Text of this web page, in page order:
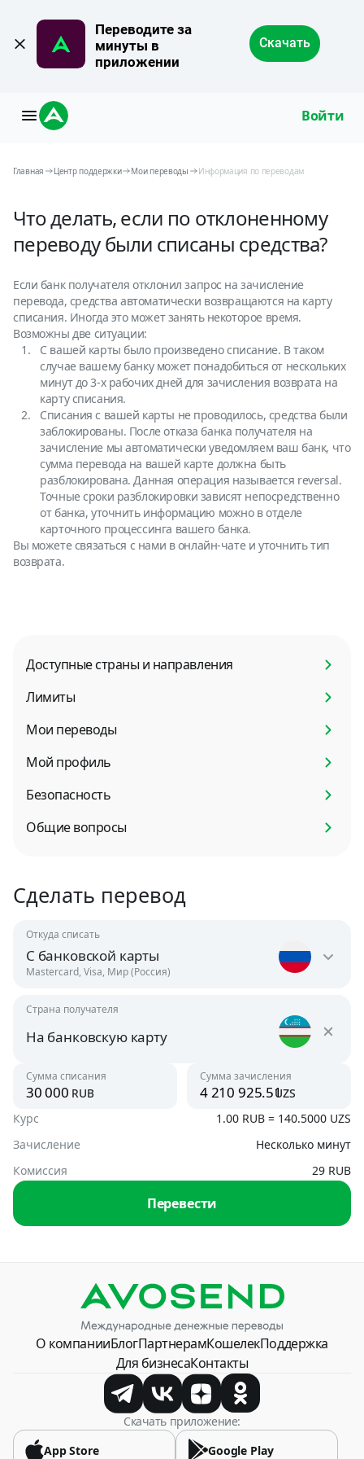
Переводите за
минуты в
приложении
Скачать
Войти
Главная Центр поддержки Мои переводы Информация по переводам
Что делать, если по отклоненному
переводу были списаны средства?
Если банк получателя отклонил запрос на зачисление
перевода, средства автоматически возвращаются на карту
списания. Иногда это может занять некоторое время.
Возможны две ситуации:
С вашей карты было произведено списание. В таком
случае вашему банку может понадобиться от нескольких
минут до 3-х рабочих дней для зачисления возврата на
карту списания.
Списания с вашей карты не проводилось, средства были
заблокированы. После отказа банка получателя на
зачисление мы автоматически уведомляем ваш банк, что
сумма перевода на вашей карте должна быть
разблокирована. Данная операция называется reversal.
Точные сроки разблокировки зависят непосредственно
от банка, уточнить информацию можно в отделе
карточного процессинга вашего банка.
Вы можете связаться с нами в онлайн-чате и уточнить тип
возврата.
Доступные страны и направления
Лимиты
Мои переводы
Мой профиль
Безопасность
Общие вопросы
Сделать перевод
Откуда списать
С банковской карты
Mastercard, Visa, Мир (Россия)
Россия
RUB
Узбекистан
UZS
Страна получателя
На банковскую карту
Австрия
Азербайджан
USD
AMD, USD
Беларусь
BYN, USD
Болгария
Босния и Герцеговина
UZS, USD
По номеру телефона
Сумма списания
rub
Сумма зачисления
uzs
Перевести
Курс
1.00 RUB = 140.5000 UZS
Зачисление
Несколько минут
Комиссия
29 RUB
О компанииБлогПартнерамКошелекПоддержка
Для бизнесаКонтакты
Скачать приложение:
App Store
Google Play